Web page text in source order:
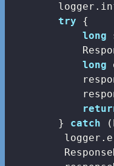
try
long
long
        }
catch